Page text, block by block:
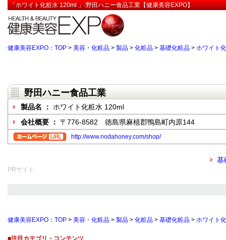
「ホワイト化粧水 120ml 」:野田ハニー食品工業【健康美容EXPO】
健康美容EXPO：TOP > 美容・化粧品 > 製品 > 化粧品 > 基礎化粧品 > ホワイト
野田ハニー食品工業
製品名 ： ホワイト化粧水 120ml
会社概要 ： 〒776-8582 徳島県麻植郡鴨島町内原144
http://www.nodahoney.com/shop/
基
PRサイト
健康美容EXPO：TOP > 美容・化粧品 > 製品 > 化粧品 > 基礎化粧品 > ホワイト
■注目カテゴリ・コンテンツ